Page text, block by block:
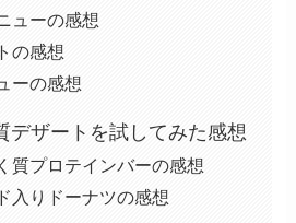
ューの感想
の感想
ーの感想
デザートを試してみた感想
質プロテインバーの感想
入りドーナツの感想